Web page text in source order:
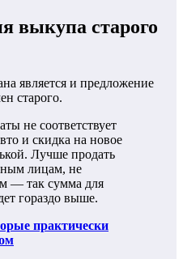
выкупа старого
является и предложение
старого.
не соответствует
и скидка на новое
Лучше продать
лицам, не
— так сумма для
гораздо выше.
практически